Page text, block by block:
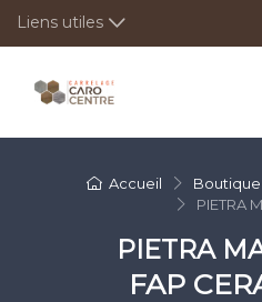
Liens utiles
Accueil Boutique
PIETRA
PIETRA
FAP